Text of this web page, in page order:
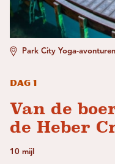
Park City Yoga-
Dag 1
Van de
de Heber
10 mijl